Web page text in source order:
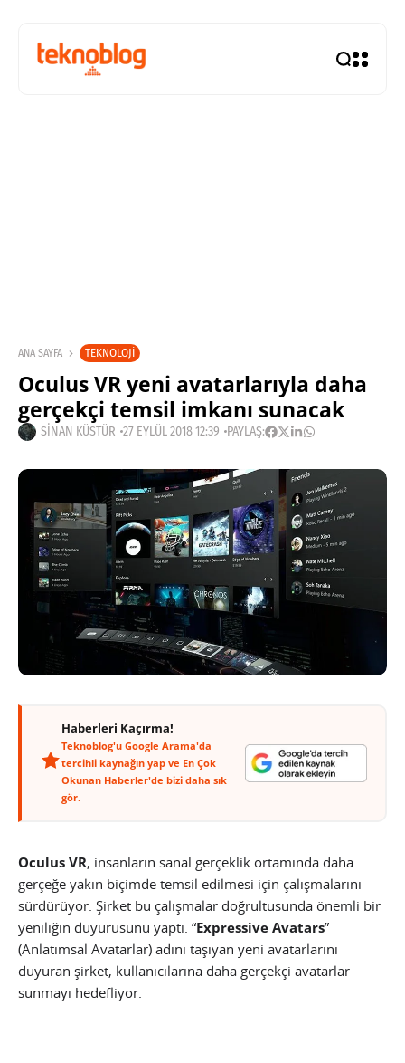
ANA SAYFA TEKNOLOJI
Oculus VR yeni avatarlarıyla daha
gerçekçi temsil imkanı sunacak
SINAN KÜSTÜR 27 EYLÜL 2018 12:39 PAYLAŞ:
Haberleri Kaçırma!
Teknoblog'u Google Arama'da
tercihli kaynağın yap ve En Çok
Okunan Haberler'de bizi daha sık
gör.
Oculus VR, insanların sanal gerçeklik ortamında daha
gerçeğe yakın biçimde temsil edilmesi için çalışmalarını
sürdürüyor. Şirket bu çalışmalar doğrultusunda önemli bir
yeniliğin duyurusunu yaptı. “Expressive Avatars”
(Anlatımsal Avatarlar) adını taşıyan yeni avatarlarını
duyuran şirket, kullanıcılarına daha gerçekçi avatarlar
sunmayı hedefliyor.